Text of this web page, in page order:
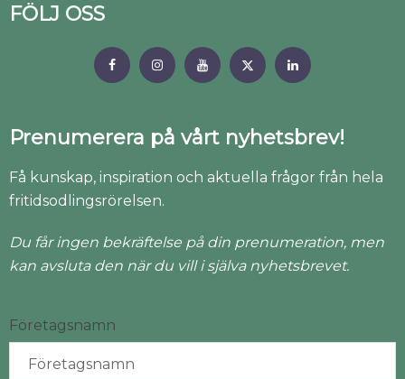
FÖLJ OSS
Prenumerera på vårt nyhetsbrev!
Få kunskap, inspiration och aktuella frågor från hela
fritidsodlingsrörelsen.
Du får ingen bekräftelse på din prenumeration, men
kan avsluta den när du vill i själva nyhetsbrevet.
Företagsnamn